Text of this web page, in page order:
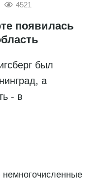
4521
появилась
был
а
- в